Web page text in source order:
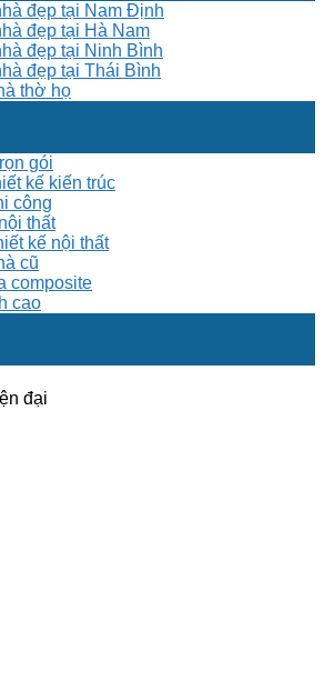
đẹp tại Nam Định
đẹp tại Hà Nam
đẹp tại Ninh Bình
đẹp tại Thái Bình
thờ họ
gói
kế kiến trúc
công
thất
kế nội thất
cũ
composite
cao